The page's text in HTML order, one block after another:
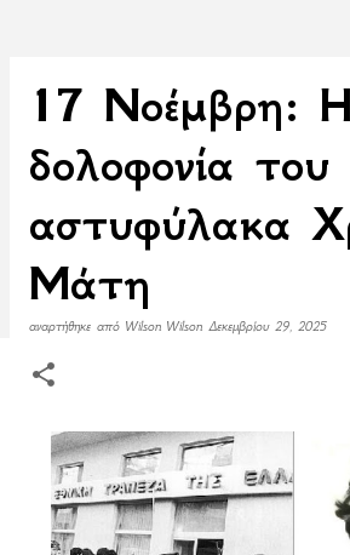
17 Νοέμβρη: Η
δολοφονία του
αστυφύλακα
Μάτη
αναρτήθηκε από Wilson Wilson Δεκεμβρίου 29, 2025